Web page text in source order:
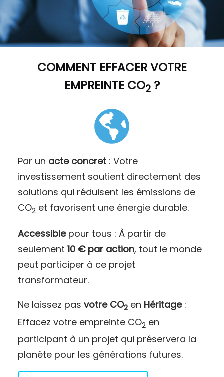
COMMENT EFFACER VOTRE
EMPREINTE CO2?
Par un acte concret: Votre
investissement soutient directement des
solutions qui réduisent les émissions de
CO2 et favorisent une énergie durable.
Accessiblepour tous : À partir de
seulement 10 € par action, tout le monde
peut participer à ce projet
transformateur.
Ne laissez pas votre CO2en Héritage:
Effacez votre empreinte CO2 en
participant à un projet qui préservera la
planète pour les générations futures.